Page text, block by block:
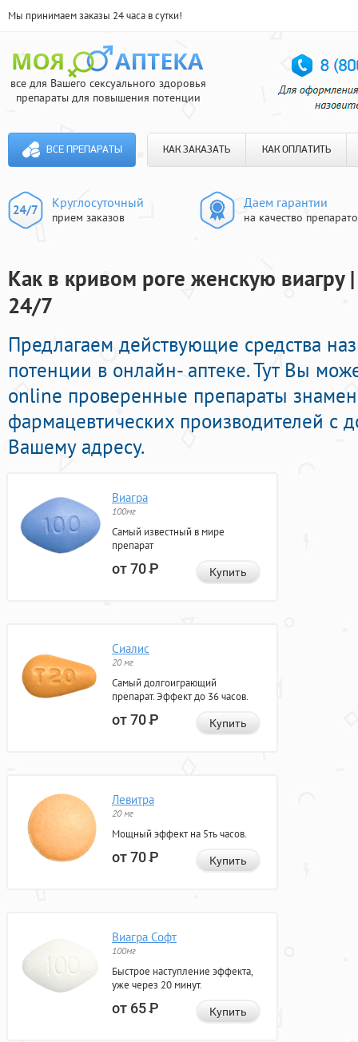
Мы принимаем заказы 24 часа в сутки!
все для Вашего сексуального здоровья
препараты для повышения потенции
ВСЕ ПРЕПАРАТЫ КАК ЗАКАЗАТЬ КАК ОПЛАТИТЬ
Круглосуточный
прием заказов
Даем гарантии
на качество
Как в кривом роге женскую виагру
24/7
Предлагаем действующие средства
потенции в онлайн- аптеке. Тут Вы
online проверенные препараты
фармацевтических производителей с
Вашему адресу.
Виагра
100мг
Самый известный в мире
препарат
от 70Р Купить
Сиалис
20 мг
Самый долгоиграющий
препарат. Эффект до 36 часов.
от 70Р Купить
Левитра
20 мг
Мощный эффект на 5ть часов.
от 70Р Купить
Виагра Софт
100мг
Быстрое наступление эффекта,
уже через 20 минут.
от 65Р Купить